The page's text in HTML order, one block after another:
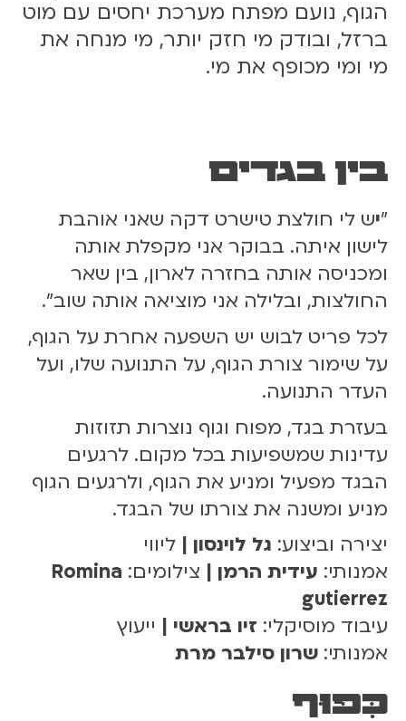
הגוף, נועם מפתח מערכת יחסים עם מוט
ברזל, ובודק מי חזק יותר, מי מנחה את
מי ומי מכופף את מי.
בין בגדים
"יש לי חולצת טישרט דקה שאני אוהבת
לישון איתה. בבוקר אני מקפלת אותה
ומכניסה אותה בחזרה לארון, בין שאר
החולצות, ובלילה אני מוציאה אותה שוב".
לכל פריט לבוש יש השפעה אחרת על הגוף,
על שימור צורת הגוף, על התנועה שלו, ועל
העדר התנועה.
בעזרת בגד, מפוח וגוף נוצרות תזוזות
עדינות שמשפיעות בכל מקום. לרגעים
הבגד מפעיל ומניע את הגוף, ולרגעים הגוף
מניע ומשנה את צורתו של הבגד.
יצירה וביצוע: גל לוינסון | ליווי
אמנותי: עידית הרמן | צילומים: Romina
gutierrez
עיבוד מוסיקלי: זיו בראשי | ייעוץ
אמנותי: שרון סילבר מרת
כִּפּוּף